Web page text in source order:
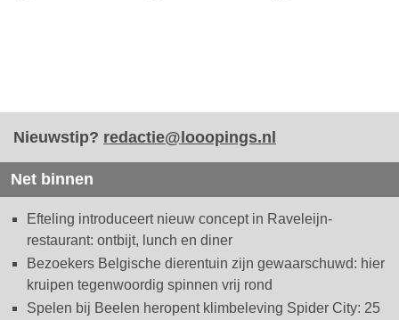
Nieuwstip? redactie@looopings.nl
Net binnen
Efteling introduceert nieuw concept in Raveleijn-
restaurant: ontbijt, lunch en diner
Bezoekers Belgische dierentuin zijn gewaarschuwd: hier
kruipen tegenwoordig spinnen vrij rond
Spelen bij Beelen heropent klimbeleving Spider City: 25